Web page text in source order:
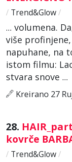
/ Trend&Glow/
... volumena.
više
napuhane, na
istom filmu:
stvara snove ...
Kreirano 27
28.
kovrče
/ Trend&Glow/